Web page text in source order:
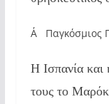
Α΄ Παγκόσμιος
Η Ισπανία και
τους το